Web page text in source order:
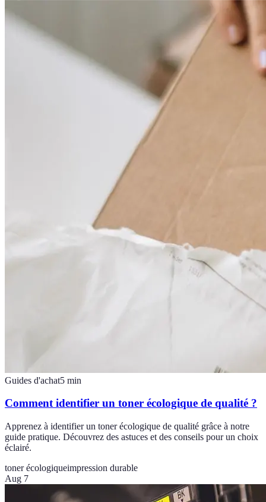
Guides d'achat5 min
Comment identifier un toner écologique de qualité ?
Apprenez à identifier un toner écologique de qualité grâce à notre
guide pratique. Découvrez des astuces et des conseils pour un choix
éclairé.
toner écologiqueimpression durable
Aug 7